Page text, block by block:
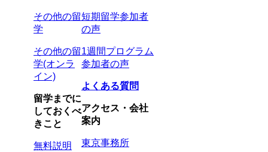
その他の留
学
その他の留
学(オンラ
イン)
留学までに
しておくべ
きこと
無料説明
短期留学参加者
の声
1週間プログラム
参加者の声
よくある質問
アクセス・会社
案内
東京事務所